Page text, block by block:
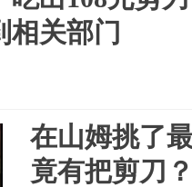
相关部门
在山姆挑了
竟有把剪刀